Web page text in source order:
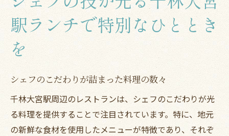
駅ランチで特別なひととき
を
シェフのこだわりが詰まった料理の数々
千林大宮駅周辺のレストランは、シェフのこだわりが光
る料理を提供することで注目されています。特に、地元
の新鮮な食材を使用したメニューが特徴であり、それぞ